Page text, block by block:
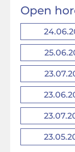
Open